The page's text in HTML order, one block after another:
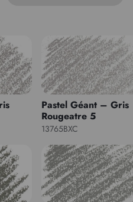
Pastel Géant – Gris
Rougeatre 5
13765BXC